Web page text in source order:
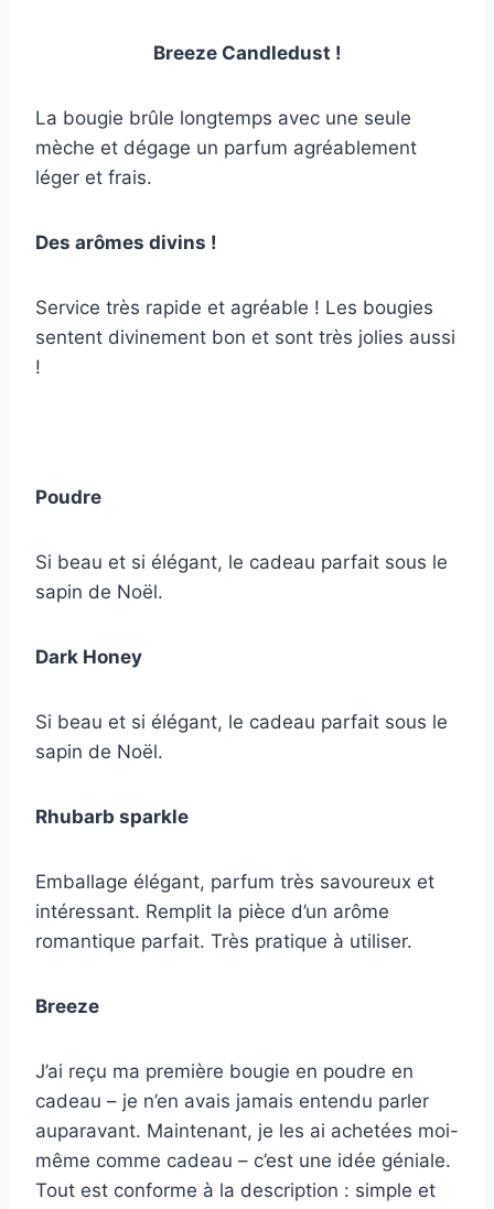
Breeze Candledust !
La bougie brûle longtemps avec une seule
mèche et dégage un parfum agréablement
léger et frais.
Des arômes divins !
Service très rapide et agréable ! Les bougies
sentent divinement bon et sont très jolies aussi
!
Poudre
Si beau et si élégant, le cadeau parfait sous le
sapin de Noël.
Dark Honey
Si beau et si élégant, le cadeau parfait sous le
sapin de Noël.
Rhubarb sparkle
Emballage élégant, parfum très savoureux et
intéressant. Remplit la pièce d’un arôme
romantique parfait. Très pratique à utiliser.
Breeze
J’ai reçu ma première bougie en poudre en
cadeau – je n’en avais jamais entendu parler
auparavant. Maintenant, je les ai achetées moi-
même comme cadeau – c’est une idée géniale.
Tout est conforme à la description : simple et